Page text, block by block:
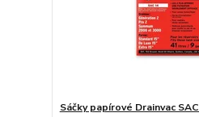
Sáčky papírové Drainvac